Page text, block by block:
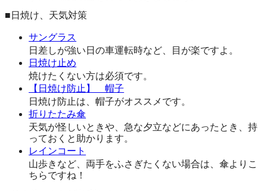
■日焼け、天気対策
サングラス
日差しが強い日の車運転時など、目が楽ですよ。
日焼け止め
焼けたくない方は必須です。
【日焼け防止】 帽子
日焼け防止は、帽子がオススメです。
折りたたみ傘
天気が怪しいときや、急な夕立などにあったとき、持
っておくと助かります。
レインコート
山歩きなど、両手をふさぎたくない場合は、傘よりこ
ちらですね！